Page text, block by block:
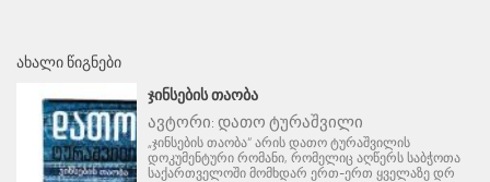
ᲐᲮᲐᲚᲘ ᲬᲘᲒᲜᲔᲑᲘ
ᲯᲘᲜᲡᲔᲑᲘᲡ ᲗᲐᲝᲑᲐ
ავტორი: დათო ტურაშვილი
„ჯინსების თაობა“ არის დათო ტურაშვილის
დოკუმენტური რომანი, რომელიც აღწერს საბჭოთა
საქართველოში მომხდარ ერთ-ერთ ყველაზე დრ